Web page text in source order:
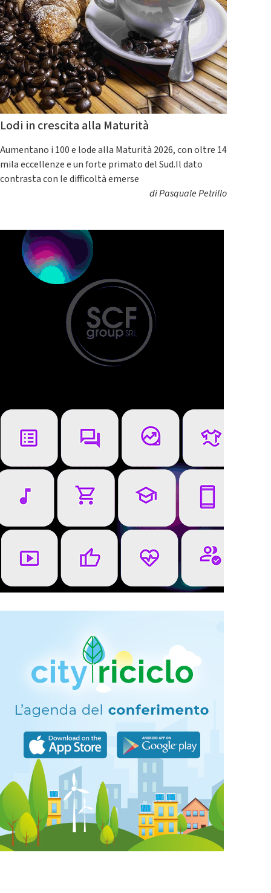
Lodi in crescita alla Maturità
Aumentano i 100 e lode alla Maturità 2026, con oltre 14
mila eccellenze e un forte primato del Sud.Il dato
contrasta con le difficoltà emerse
diPasquale Petrillo